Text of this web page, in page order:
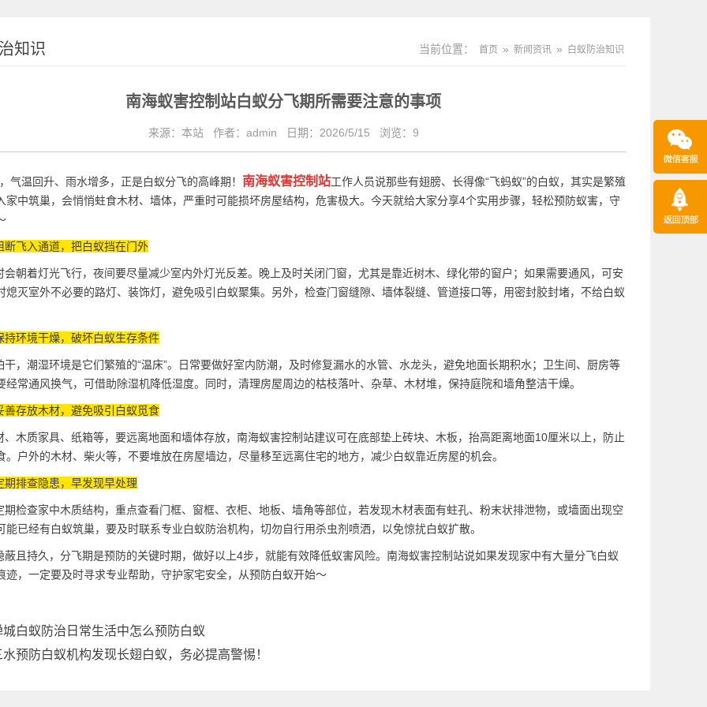
知识 当前位置： 首页 » 新闻资讯 » 白蚁防治知识
南海蚁害控制站白蚁分飞期所需要注意的事项
来源：本站 作者：admin 日期：2026/5/15 浏览： 9
温回升、雨水增多，正是白蚁分飞的高峰期！ 南海蚁害控制站工作人员说那些有翅膀、长得像“飞蚂蚁”的白蚁，其实是繁殖
家中筑巢，会悄悄蛀食木材、墙体，严重时可能损坏房屋结构，危害极大。今天就给大家分享4个实用步骤，轻松预防蚁害，守
断飞入通道，把白蚁挡在门外
朝着灯光飞行，夜间要尽量减少室内外灯光反差。晚上及时关闭门窗，尤其是靠近树木、绿化带的窗户；如果需要通风，可安
熄灭室外不必要的路灯、 装饰灯，避免吸引白蚁聚集。另外，检查门窗缝隙、墙体裂缝、管道接口等，用密封胶封堵，不给白蚁
持环境干燥，破坏白蚁生存条件
，潮湿环境是它们繁殖的“温床”。日常要做好室内防潮 ，及时修复漏水的水管、水龙头，避免地面长期积水；卫生间、厨房等
经常通风换气，可借助除湿机降低湿度。同时，清理房屋周边的枯枝落叶、杂草、木材堆，保持庭院和墙角整洁干燥。
善存放木材，避免吸引白蚁觅食
木质家具、纸箱等，要远离地面和墙体存放，南海蚁害控制站建议可在底部垫上砖块、木板，抬高距离地面10厘米以上，防止
。户外的木材、柴火等，不要堆放在房屋墙边，尽量移至远离住宅的地方，减少白蚁靠近房屋的机会。
期排查隐患，早发现早处理
检查家中木质结构，重点查看门框、窗框、衣柜、地板、墙角等部位，若发现木材表面有蛀孔、粉末状排泄物，或墙面出现空
能已经有白蚁筑巢，要及时联系专业白蚁防治机构，切勿自行用杀虫剂喷洒，以免惊扰白蚁扩散。
且持久，分飞期是预防的关键时期，做好以上4步，就能有效降低蚁害风险。南海蚁害控制站说如果发现家中有大量分飞白蚁
迹，一定要及时寻求专业帮助，守护家宅安全，从预防白蚁开始～
城白蚁防治日常生活中怎么预防白蚁
水预防白蚁机构发现长翅白蚁，务必提高警惕！